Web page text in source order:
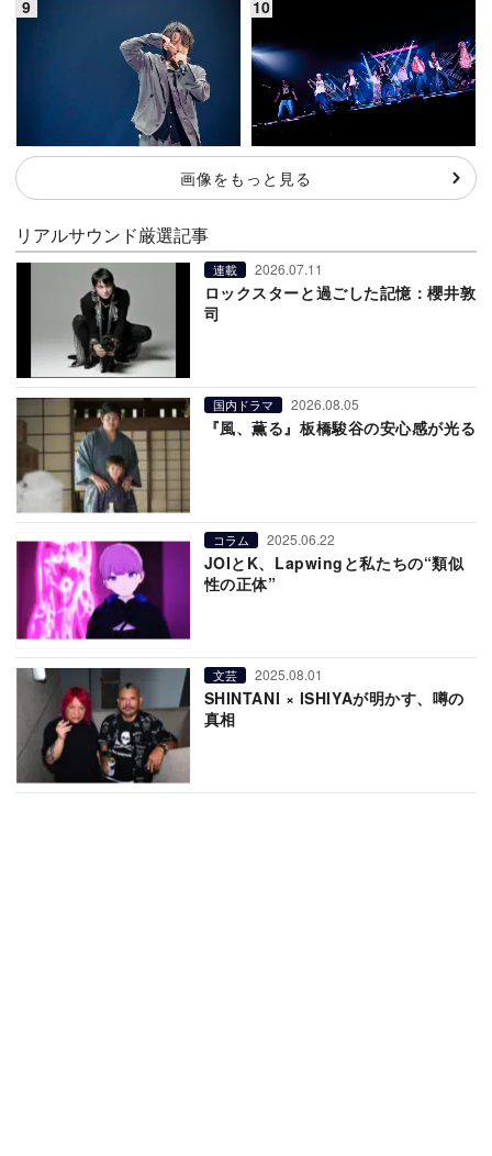
画像をもっと見る
リアルサウンド厳選記事
連載 2026.07.11
ロックスターと過ごした記憶：櫻井敦
司
国内ドラマ 2026.08.05
『風、薫る』板橋駿谷の安心感が光る
コラム 2025.06.22
JOIとK、Lapwingと私たちの“類似
性の正体”
文芸 2025.08.01
SHINTANI × ISHIYAが明かす、噂の
真相